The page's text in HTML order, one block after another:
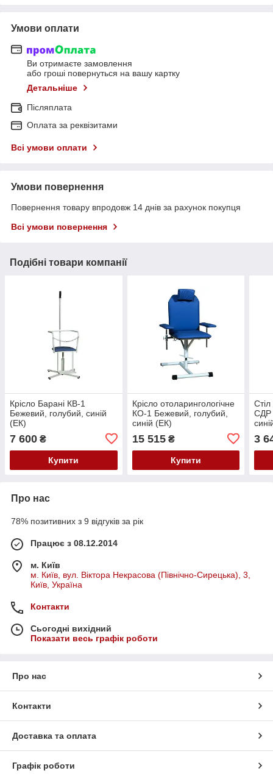
Умови оплати
Ви отримаєте замовлення
або гроші повернуться на вашу картку
Детальніше
Післяплата
Оплата за реквізитами
Всі умови оплати
Умови повернення
Повернення товару впродовж 14 днів за рахунок покупця
Всі умови повернення
Подібні товари компанії
Крісло Барані КВ-1
Бежевий, голубий, синій
(ЕК)
7 600 ₴
Купити
Крісло отоларингологічне
КО-1 Бежевий, голубий,
синій (ЕК)
15 515₴
Купити
СДР
3
Про нас
78% позитивних з 9 відгуків за рік
Працює з 08.12.2014
м. Київ
м. Київ, вул. Віктора Некрасова (Північно-Сирецька), 3,
Київ, Україна
Контакти
Сьогодні вихідний
Показати весь графік роботи
Про нас
Контакти
Доставка та оплата
Графік роботи